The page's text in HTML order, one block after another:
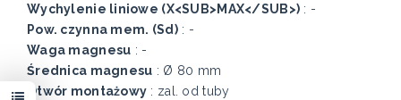
Wychylenie liniowe (X<SUB>MAX</SUB>) : -
Pow. czynna mem. (Sd): -
Waga magnesu : -
Średnica magnesu : Ø 80 mm
Otwór montażowy : zal. od tuby